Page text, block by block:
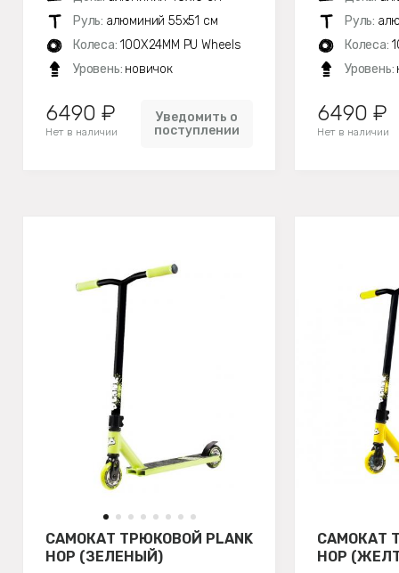
Руль: алюминий 55х51 см
Колеса: 100X24MM PU Wheels
Уровень: новичок
6490 ₽
Нет в наличии
Уведомить о
поступлении
Руль:
Колеса:
Уровень:
6490 ₽
Нет в наличии
САМОКАТ ТРЮКОВОЙ PLANK
HOP (ЗЕЛЕНЫЙ)
САМОКАТ
HOP